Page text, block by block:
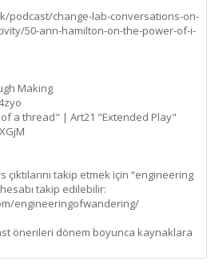
podcast/change-lab-conversations-on-
50-ann-hamilton-on-the-power-of-i-
Making
a thread" | Art21 "Extended Play"
takip etmek için “engineering
takip edilebilir:
engineeringofwandering/
önerileri dönem boyunca kaynaklara